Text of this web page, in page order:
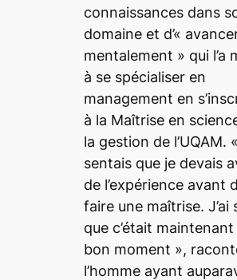
connaissances dans
domaine et d’«
mentalement » qui l’a
à se spécialiser en
management en
à la Maîtrise en
la gestion de l’UQAM.
sentais que je devais
de l’expérience avant
faire une maîtrise. J’ai
que c’était maintenant
bon moment »,
l’homme ayant